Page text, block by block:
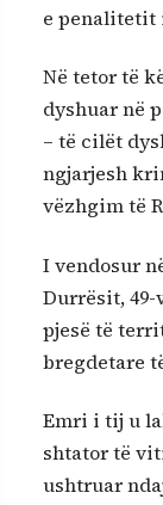
e penalitetit
Në tetor të
dyshuar në
– të cilët
ngjarjesh
vëzhgim të
I vendosur
Durrësit,
pjesë të
bregdetare
Emri i tij u
shtator të
ushtruar